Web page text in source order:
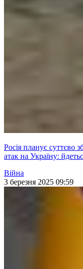
Росія планує суттєво
атак на Україну:
Війна
3 березня 2025 09:59